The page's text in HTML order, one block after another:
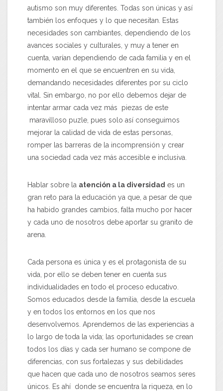
autismo son muy diferentes. Todas son únicas y así
también los enfoques y lo que necesitan. Estas
necesidades son cambiantes, dependiendo de los
avances sociales y culturales, y muy a tener en
cuenta, varían dependiendo de cada familia y en el
momento en el que se encuentren en su vida,
demandando necesidades diferentes por su ciclo
vital. Sin embargo, no por ello debemos dejar de
intentar armar cada vez más piezas de este
maravilloso puzle, pues solo así conseguimos
mejorar la calidad de vida de estas personas,
romper las barreras de la incomprensión y crear
una sociedad cada vez más accesible e inclusiva.
Hablar sobre la atención a la diversidad es un
gran reto para la educación ya que, a pesar de que
ha habido grandes cambios, falta mucho por hacer
y cada uno de nosotros debe aportar su granito de
arena.
Cada persona es única y es el protagonista de su
vida, por ello se deben tener en cuenta sus
individualidades en todo el proceso educativo.
Somos educados desde la familia, desde la escuela
y en todos los entornos en los que nos
desenvolvemos. Aprendemos de las experiencias a
lo largo de toda la vida; las oportunidades se crean
todos los días y cada ser humano se compone de
diferencias, con sus fortalezas y sus debilidades
que hacen que cada uno de nosotros seamos seres
únicos. Es ahí donde se encuentra la riqueza, en lo